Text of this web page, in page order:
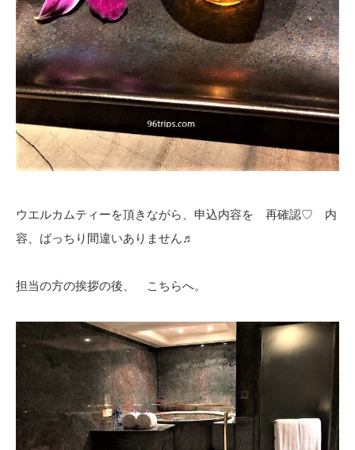
ウエルカムティーを頂きながら、申込内容を 再確認♡ 内
容、ばっちり間違いありません♬
担当の方の挨拶の後、 こちらへ。